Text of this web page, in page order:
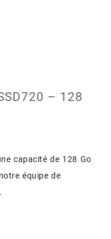
– 128
capacité de 128 Go
équipe de